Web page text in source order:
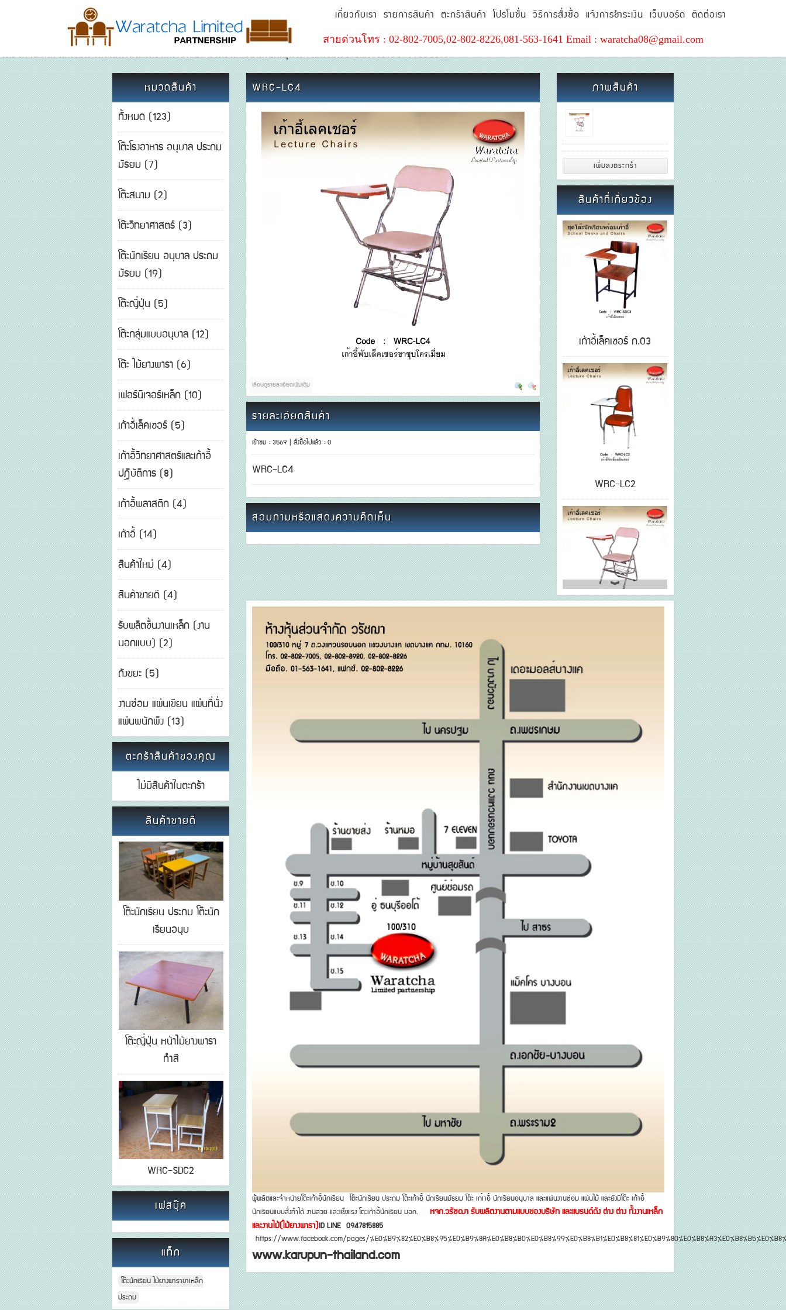
ติดต่อเรา
เว็บบอร์ด
แจ้งการชำระเงิน
วิธีการสั่งซื้อ
โปรโมชั่น
ตะกร้าสินค้า
รายการสินค้า
เกี่ยวกับเรา
สายด่วนโทร : 02-802-7005,02-802-8226,081-563-1641 Email : waratcha08@gmail.com
หมวดสินค้า
ทั้งหมด (123)
โต๊ะโรงอาหาร อนุบาล ประถม
มัธยม (7)
โต๊ะสนาม (2)
โต๊ะวิทยาศาสตร์ (3)
โต๊ะนักเรียน อนุบาล ประถม
มัธยม (19)
โต๊ะญี่ปุ่น (5)
โต๊ะกลุ่มแบบอนุบาล (12)
โต๊ะ ไม้ยางพารา (6)
เฟอร์นิเจอร์เหล็ก (10)
เก้าอี้เล็คเชอร์ (5)
เก้าอี้วิทยาศาสตร์และเก้าอี้
ปฎิบัติการ (8)
เก้าอี้พลาสติก (4)
เก้าอี้ (14)
สินค้าใหม่ (4)
สินค้าขายดี (4)
รับผลิตชิ้นงานเหล็ก (งาน
นอกแบบ) (2)
ถังขยะ (5)
งานซ่อม แผ่นเขียน แผ่นที่นั่ง
แผ่นพนักพิง (13)
ตะกร้าสินค้าของคุณ
ไม่มีสินค้าในตะกร้า
สินค้าขายดี
โต๊ะนักเรียน ประถม โต๊ะนัก
เรียนอนุบ
โต๊ะญี่ปุ่น หน้าไม้ยางพารา
ทำสี
WRC-SDC2
เฟสบุ๊ค
แท็ก
โต๊ะนักเรียน ไม้ยางพาราขาเหล็ก
ประถม
WRC-LC4
เลื่อนดูรายละเอียดเพิ่มเติม
รายละเอียดสินค้า
เข้าชม : 3569 | สั่งซื้อไปแล้ว : 0
WRC-LC4
สอบถามหรือแสดงความคิดเห็น
ภาพสินค้า
สินค้าที่เกี่ยวข้อง
WRC-LC1
WRC-LC3
เก้าอี้เล็คเชอร์ ก.03
WRC-LC2
เก้าอี้เล็คเชอร์ ก.03
WRC-LC2
ผู้ผลิตและจำหน่ายโต๊ะเก้าอี้นักเรียน โต๊ะนักเรียน ประถม โต๊ะเก้าอี้ นักเรียนมัธยม โต๊ะ เกเ้าอี้ นักเรียนอนุบาล และแผ่นงานซ่อม แผ่นไม้ และยังมีโต๊ะ เก้าอี้
นักเรียนแบบสั่งทำได้ งานสวย และแข็งแรง โตีะเก้าอี้นักเรียน มอก. หจก.วรัชฌา รับผลิตงานตามแบบของบริษัท และแบรนด์ดัง ต่าง ต่าง ทั้งงานเหล็ก
และงานไม้(ไม้ยางพารา)ID LINE 0947815885
https://www.facebook.com/pages/
www.karupun-thailand.com